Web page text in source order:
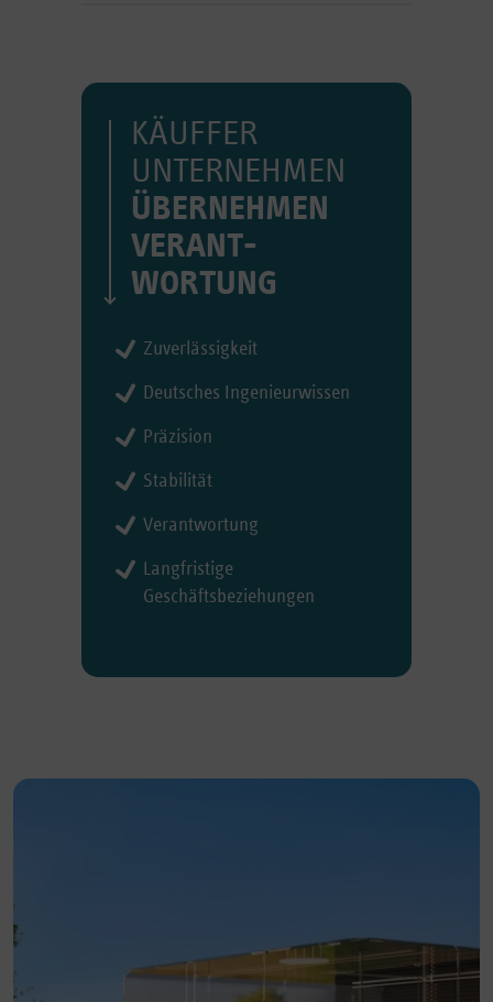
KÄUFFER
UNTERNEHMEN
ÜBERNEHMEN
VERANT­
WORTUNG
Zuverlässigkeit
Deutsches Ingenieurwissen
Präzision
Stabilität
Verantwortung
Langfristige
Geschäftsbeziehungen